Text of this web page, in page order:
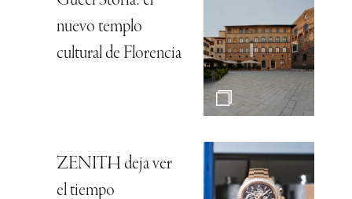
nuevo templo
cultural de Florencia
ZENITH deja ver
el tiempo